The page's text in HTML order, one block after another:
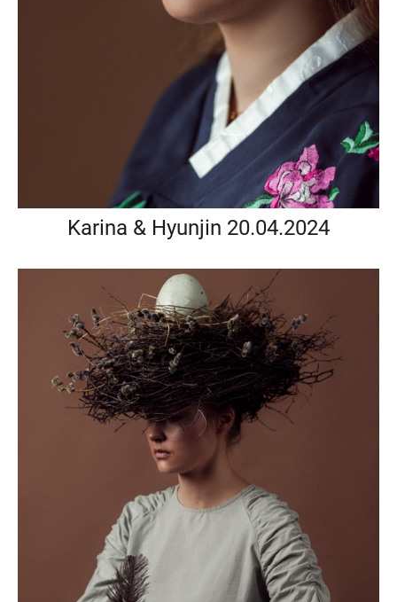
Karina & Hyunjin 20.04.2024